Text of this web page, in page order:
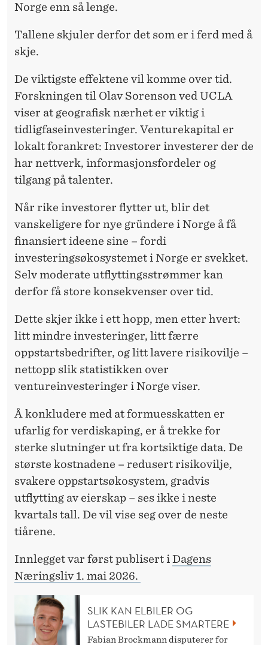
Norge enn så lenge.
Tallene skjuler derfor det som er i ferd med å
skje.
De viktigste effektene vil komme over tid.
Forskningen til Olav Sorenson ved UCLA
viser at geografisk nærhet er viktig i
tidligfaseinvesteringer. Venturekapital er
lokalt forankret: Investorer investerer der de
har nettverk, informasjonsfordeler og
tilgang på talenter.
Når rike investorer flytter ut, blir det
vanskeligere for nye gründere i Norge å få
finansiert ideene sine – fordi
investeringsøkosystemet i Norge er svekket.
Selv moderate utflyttingsstrømmer kan
derfor få store konsekvenser over tid.
Dette skjer ikke i ett hopp, men etter hvert:
litt mindre investeringer, litt færre
oppstartsbedrifter, og litt lavere risikovilje –
nettopp slik statistikken over
ventureinvesteringer i Norge viser.
Å konkludere med at formuesskatten er
ufarlig for verdiskaping, er å trekke for
sterke slutninger ut fra kortsiktige data. De
største kostnadene – redusert risikovilje,
svakere oppstartsøkosystem, gradvis
utflytting av eierskap – ses ikke i neste
kvartals tall. De vil vise seg over de neste
tiårene.
Innlegget var først publisert iDagens
Næringsliv 1. mai 2026.
SLIK KAN ELBILER OG
LASTEBILER LADE SMARTERE
Fabian Brockmann disputerer for